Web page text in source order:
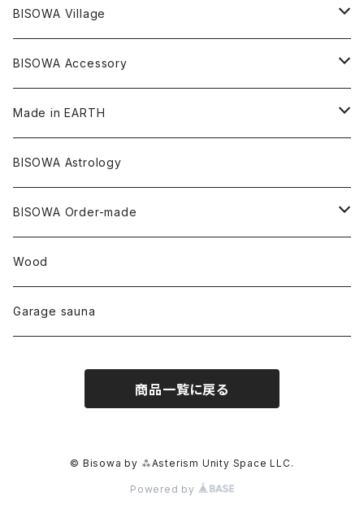
ツインソウル
メタモルフォーゼス
クォーツインクォーツ
ガーデンクォーツ
デュモルチェライト
タンザナイト
ムーンストーン
ルチルクォーツ
中国
アメリカ
ヘアアクセサリー
イヤリング
キーホルダー
ヘンプコットン
ヘンプ
オーガニックコットン
Others
ヘンプ
オーガニックコットン
Underwear
Niceness Music
Cosmic Hemp 麻炭
セージ
オラクルカード
キャンドル
HAZE 和蝋燭
縁キャンドル
陶器
大蝶恵美子
Tomoko Uemura Art 麻炭陶器
Cosmic hemp
YUGEN GLASS
others
foods
絹
Others
オーガニックコットン
バンブー
オーガニックフリース
ヘンプオイル
BISOWA Village
Bisowa Club Room
BISOWA Accessory
ヘアゴム
宇佐美聖子
Made in EARTH
Misakubo Japan
碧-AOI-の松葉天然酵母パン
Uwajima Japan
BISOWA Astrology
BISOWA Order-made
∞Seiko Usami∞
Wood
Garage sauna
商品一覧に戻る
© Bisowa by ⁂Asterism Unity Space LLC.
Powered by